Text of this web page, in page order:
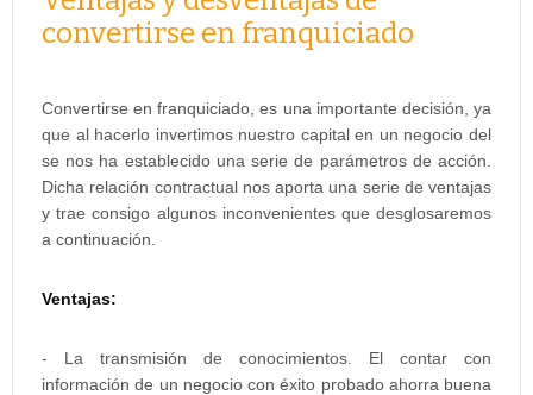
convertirse en franquiciado
Convertirse en franquiciado, es una importante decisión, ya
que al hacerlo invertimos nuestro capital en un negocio del
se nos ha establecido una serie de parámetros de acción.
Dicha relación contractual nos aporta una serie de ventajas
y trae consigo algunos inconvenientes que desglosaremos
a continuación.
Ventajas:
- La transmisión de conocimientos. El contar con
información de un negocio con éxito probado ahorra buena